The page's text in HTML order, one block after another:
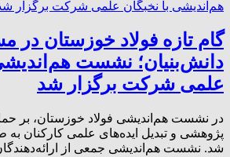
گام تازه فولاد خوزستان در
دانش‌بنیان؛ نشست
علمی شرکت برگزار شد
در نشست هم‌اندیشی فولاد خوزستان، بر
پژوهشی و تبدیل ایده‌های علمی کارکنان به
شد. نشست هم‌اندیشی جمعی از ارائه‌دهندگان